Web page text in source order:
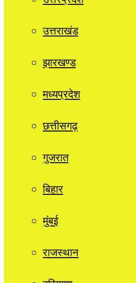
उत्तराखंड
झारखण्ड
मध्यप्रदेश
छत्तीसगढ़
गुजरात
बिहार
मुंबई
राजस्थान